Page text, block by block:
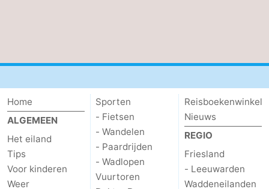
Home
ALGEMEEN
Het eiland
Tips
Voor kinderen
Weer
Sporten
- Fietsen
- Wandelen
- Paardrijden
- Wadlopen
Vuurtoren
Reisboekenwinkel
Nieuws
REGIO
Friesland
- Leeuwarden
Waddeneilanden